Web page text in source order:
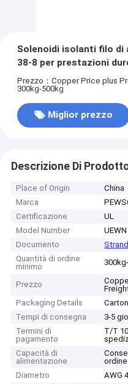
Solenoidi isolanti filo di
38-8 per prestazioni
Prezzo：Copper Price plus
300kg-500kg
Miglior prezzo
Descrizione Di
Place of Origin
China
Marca
Certificazione
UL
Model Number
UEWN
Documento
Quantità di ordine
minimo
Prezzo
Packaging Details
Carton
Tempi di consegna
3-5
Termini di
pagamento
T/T
Capacità di
alimentazione
ordine
Diametro
AWG